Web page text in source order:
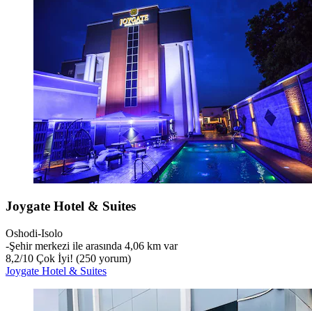
Joygate Hotel & Suites
Oshodi-Isolo
‐Şehir merkezi ile arasında 4,06 km var
8,2/10 Çok İyi! (250 yorum)
Joygate Hotel & Suites